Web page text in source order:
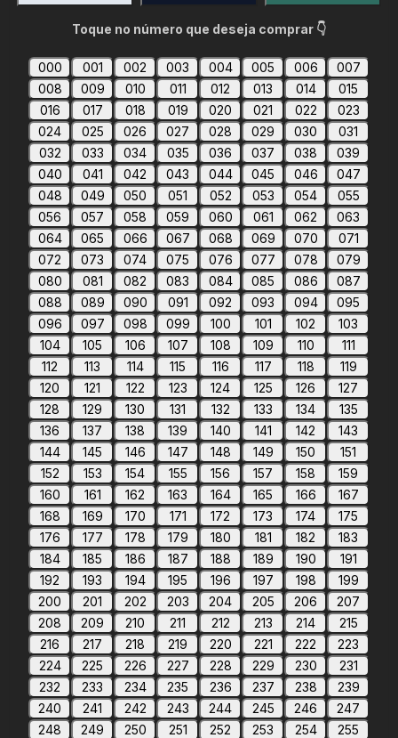
Toque no número que deseja comprar 👇
000 001 002 003 004 005 006
007
008
009 010 011 012 013 014
015
016
017 018 019 020 021 022
023
024
025 026 027 028 029 030
031
032
033 034 035 036 037 038
039
040
041 042 043 044 045 046
047
048
049 050 051 052 053 054
055
056
057 058 059 060 061 062
063
064
065 066 067 068 069 070
071
072
073 074 075 076 077 078
079
080
081 082 083 084 085 086
087
088
089 090 091 092 093 094
095
096
097 098 099 100 101 102
103
104
105 106 107 108 109 110
111
112
113 114 115 116 117 118
119
120
121 122 123 124 125 126
127
128
129 130 131 132 133 134
135
136
137 138 139 140 141 142
143
144
145 146 147 148 149 150
151
152
153 154 155 156 157 158
159
160
161 162 163 164 165 166
167
168
169 170 171 172 173 174
175
176
177 178 179 180 181 182
183
184
185 186 187 188 189 190
191
192
193 194 195 196 197 198
199
200
201 202 203 204 205 206
207
208
209 210 211 212 213 214
215
216
217 218 219 220 221 222
223
224
225 226 227 228 229 230
231
232
233 234 235 236 237 238
239
240
241 242 243 244 245 246
247
248
249 250 251 252 253 254
255